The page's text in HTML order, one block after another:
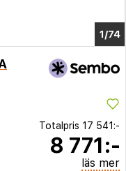
1/74
Totalpris 17 541:-
8 771:-
läs mer